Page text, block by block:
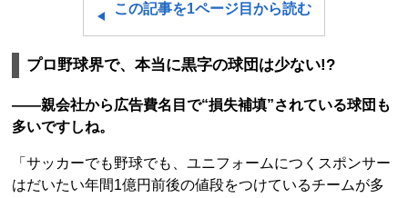
この記事を1ページ目から読む
プロ野球界で、本当に黒字の球団は少ない!?
――親会社から広告費名目で“損失補填”されている球団も
多いですしね。
「サッカーでも野球でも、ユニフォームにつくスポンサー
はだいたい年間1億円前後の値段をつけているチームが多